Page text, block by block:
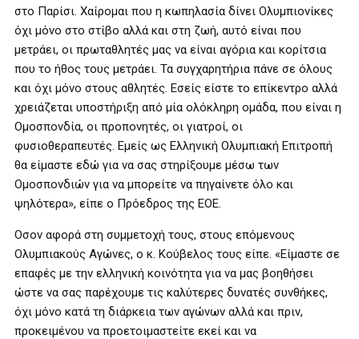
στο Παρίσι. Χαίρομαι που η κωπηλασία δίνει Ολυμπιονίκες
όχι μόνο στο στίβο αλλά και στη ζωή, αυτό είναι που
μετράει, οι πρωταθλητές μας να είναι αγόρια και κορίτσια
που το ήθος τους μετράει. Τα συγχαρητήρια πάνε σε όλους
και όχι μόνο στους αθλητές. Εσείς είστε το επίκεντρο αλλά
χρειάζεται υποστήριξη από μία ολόκληρη ομάδα, που είναι η
Ομοσπονδία, οι προπονητές, οι γιατροί, οι
φυσιοθεραπευτές. Εμείς ως Ελληνική Ολυμπιακή Επιτροπή
θα είμαστε εδώ για να σας στηρίξουμε μέσω των
Ομοσπονδιών για να μπορείτε να πηγαίνετε όλο και
ψηλότερα», είπε ο Πρόεδρος της ΕΟΕ.
Οσον αφορά στη συμμετοχή τους, στους επόμενους
Ολυμπιακούς Αγώνες, ο κ. Κούβελος τους είπε. «Είμαστε σε
επαφές με την ελληνική κοινότητα για να μας βοηθήσει
ώστε να σας παρέχουμε τις καλύτερες δυνατές συνθήκες,
όχι μόνο κατά τη διάρκεια των αγώνων αλλά και πριν,
προκειμένου να προετοιμαστείτε εκεί και να